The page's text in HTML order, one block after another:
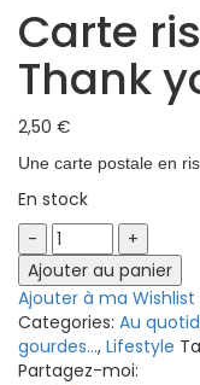
Carte
Thank
2,50 €
Une carte postale en
En stock
Carte
risographie
-
Thank
you
quantity
Ajouter au panier
Ajouter à ma Wishlist
Categories: Au
gourdes..., Lifestyle
Partagez-moi: